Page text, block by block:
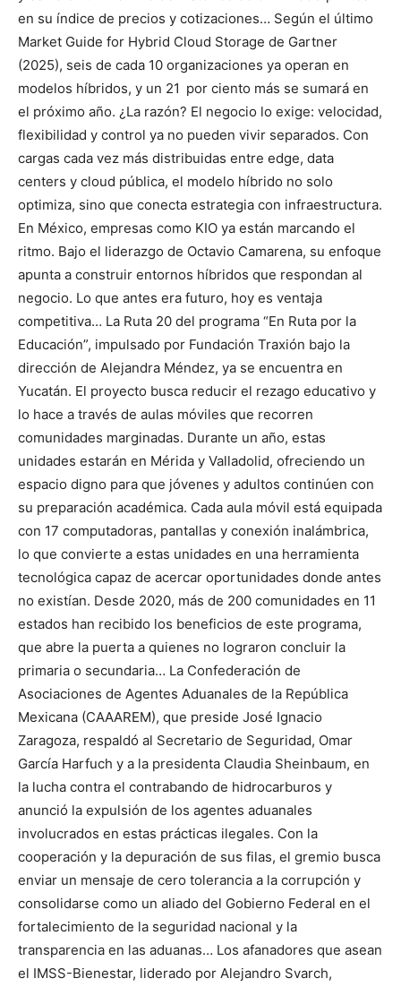
en su índice de precios y cotizaciones… Según el último
Market Guide for Hybrid Cloud Storage de Gartner
(2025), seis de cada 10 organizaciones ya operan en
modelos híbridos, y un 21 por ciento más se sumará en
el próximo año. ¿La razón? El negocio lo exige: velocidad,
flexibilidad y control ya no pueden vivir separados. Con
cargas cada vez más distribuidas entre edge, data
centers y cloud pública, el modelo híbrido no solo
optimiza, sino que conecta estrategia con infraestructura.
En México, empresas como KIO ya están marcando el
ritmo. Bajo el liderazgo de Octavio Camarena, su enfoque
apunta a construir entornos híbridos que respondan al
negocio. Lo que antes era futuro, hoy es ventaja
competitiva… La Ruta 20 del programa “En Ruta por la
Educación”, impulsado por Fundación Traxión bajo la
dirección de Alejandra Méndez, ya se encuentra en
Yucatán. El proyecto busca reducir el rezago educativo y
lo hace a través de aulas móviles que recorren
comunidades marginadas. Durante un año, estas
unidades estarán en Mérida y Valladolid, ofreciendo un
espacio digno para que jóvenes y adultos continúen con
su preparación académica. Cada aula móvil está equipada
con 17 computadoras, pantallas y conexión inalámbrica,
lo que convierte a estas unidades en una herramienta
tecnológica capaz de acercar oportunidades donde antes
no existían. Desde 2020, más de 200 comunidades en 11
estados han recibido los beneficios de este programa,
que abre la puerta a quienes no lograron concluir la
primaria o secundaria… La Confederación de
Asociaciones de Agentes Aduanales de la República
Mexicana (CAAAREM), que preside José Ignacio
Zaragoza, respaldó al Secretario de Seguridad, Omar
García Harfuch y a la presidenta Claudia Sheinbaum, en
la lucha contra el contrabando de hidrocarburos y
anunció la expulsión de los agentes aduanales
involucrados en estas prácticas ilegales. Con la
cooperación y la depuración de sus filas, el gremio busca
enviar un mensaje de cero tolerancia a la corrupción y
consolidarse como un aliado del Gobierno Federal en el
fortalecimiento de la seguridad nacional y la
transparencia en las aduanas… Los afanadores que asean
el IMSS-Bienestar, liderado por Alejandro Svarch,